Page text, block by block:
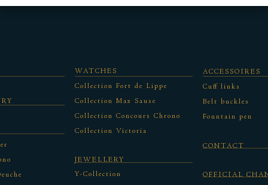
WATCHES
Collection Fort de Lippe
Collection Max Sause
Collection Concours Chrono
Collection Victoria
JEWELLERY
Y-Collection
ACCESSOIRES
Cuff links
Belt buckles
Fountain pen
CONTACT
OFFICIAL